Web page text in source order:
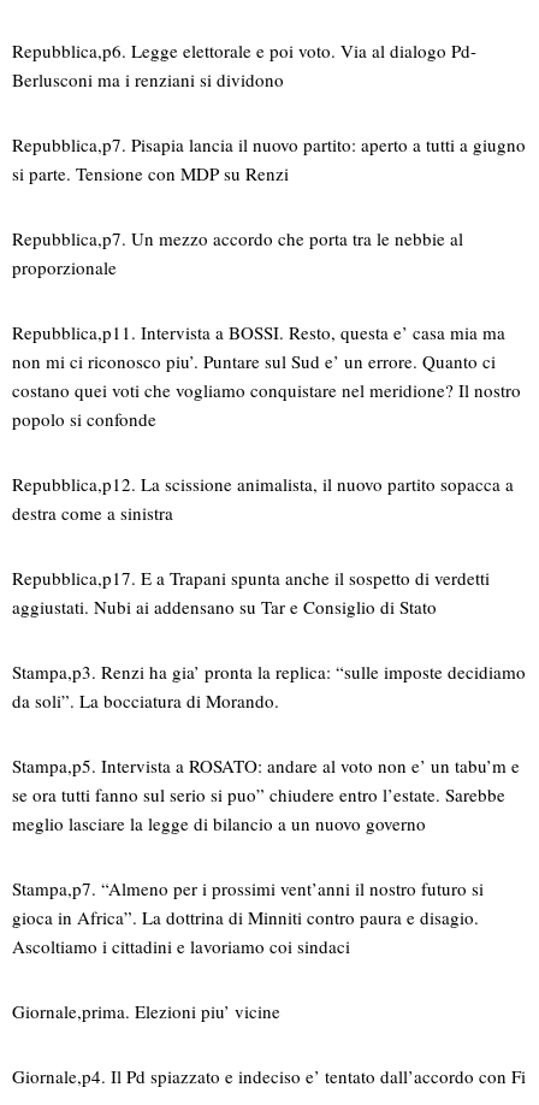
Repubblica,p6. Legge elettorale e poi voto. Via al dialogo Pd-
Berlusconi ma i renziani si dividono
Repubblica,p7. Pisapia lancia il nuovo partito: aperto a tutti a giugno
si parte. Tensione con MDP su Renzi
Repubblica,p7. Un mezzo accordo che porta tra le nebbie al
proporzionale
Repubblica,p11. Intervista a BOSSI. Resto, questa e’ casa mia ma
non mi ci riconosco piu’. Puntare sul Sud e’ un errore. Quanto ci
costano quei voti che vogliamo conquistare nel meridione? Il nostro
popolo si confonde
Repubblica,p12. La scissione animalista, il nuovo partito sopacca a
destra come a sinistra
Repubblica,p17. E a Trapani spunta anche il sospetto di verdetti
aggiustati. Nubi ai addensano su Tar e Consiglio di Stato
Stampa,p3. Renzi ha gia’ pronta la replica: “sulle imposte decidiamo
da soli”. La bocciatura di Morando.
Stampa,p5. Intervista a ROSATO: andare al voto non e’ un tabu’m e
se ora tutti fanno sul serio si puo” chiudere entro l’estate. Sarebbe
meglio lasciare la legge di bilancio a un nuovo governo
Stampa,p7. “Almeno per i prossimi vent’anni il nostro futuro si
gioca in Africa”. La dottrina di Minniti contro paura e disagio.
Ascoltiamo i cittadini e lavoriamo coi sindaci
Giornale,prima. Elezioni piu’ vicine
Giornale,p4. Il Pd spiazzato e indeciso e’ tentato dall’accordo con Fi